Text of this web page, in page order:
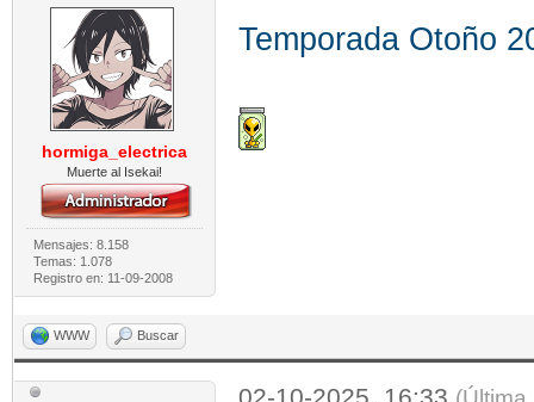
hormiga_electrica
Muerte al Isekai!
Mensajes: 8.158
Temas: 1.078
Registro en: 11-09-2008
Temporada Otoño
WWW Buscar